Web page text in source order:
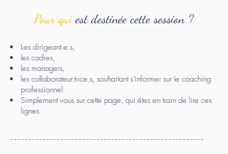
Pour quiest destinée cette session ?
Les dirigeant.e.s,
les cadres,
les managers,
les collaborateur.trice.s, souhaitant s'informer sur le coaching
professionnel.
Simplement vous sur cette page, qui êtes en train de lire ces
lignes